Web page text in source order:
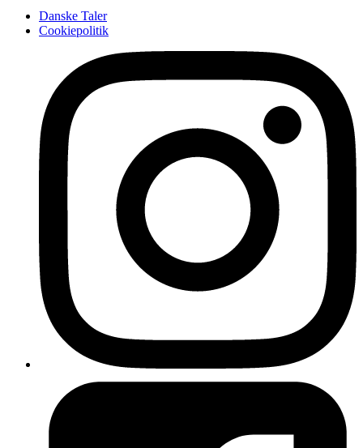
Danske Taler
Cookiepolitik